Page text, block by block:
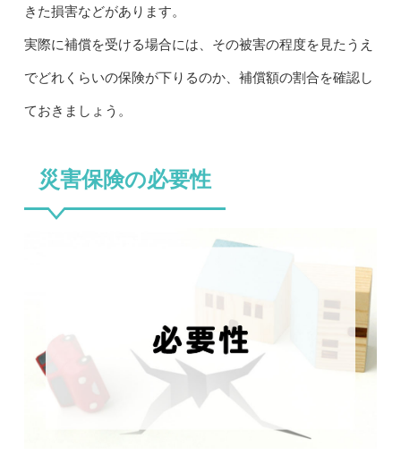
きた損害などがあります。
実際に補償を受ける場合には、その被害の程度を見たうえ
でどれくらいの保険が下りるのか、補償額の割合を確認し
ておきましょう。
災害保険の必要性